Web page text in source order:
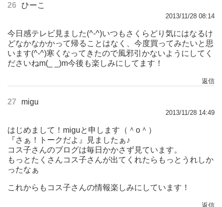
26 ひーこ
2013/11/28 08:14
今日感テレビ見ました(^-^)いつもさくらどり気にはなるけ
どなかなかかって帰ることはなく、今度買ってみたいと思
います(^-^)寒くなってきたので風邪引かないようにしてく
ださいねm(_ _)m今後も楽しみにしてます！
返信
27 migu
2013/11/28 14:49
はじめまして！miguと申します（＾o＾）
『さぁ！トークだよ』見ましたぁ♪
コス子さんのブログは毎日かかさず見ています。
もっとたくさんコス子さんが出てくれたらもっとうれしか
ったなぁ
これからもコス子さんの情報楽しみにしています！
返信